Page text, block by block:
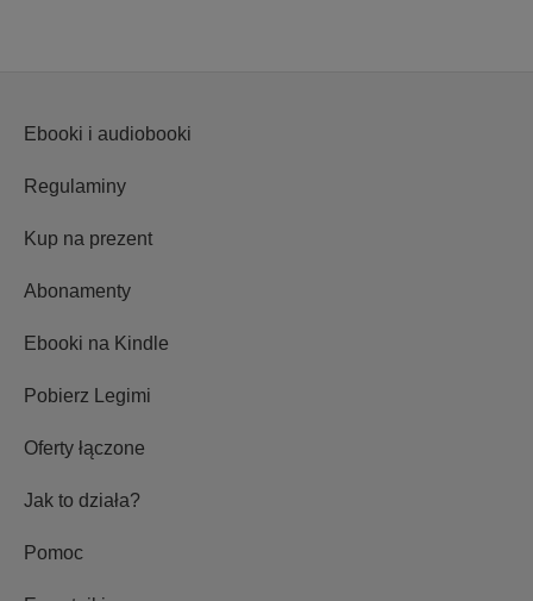
Ebooki i audiobooki
Regulaminy
Kup na prezent
Abonamenty
Ebooki na Kindle
Pobierz Legimi
Oferty łączone
Jak to działa?
Pomoc